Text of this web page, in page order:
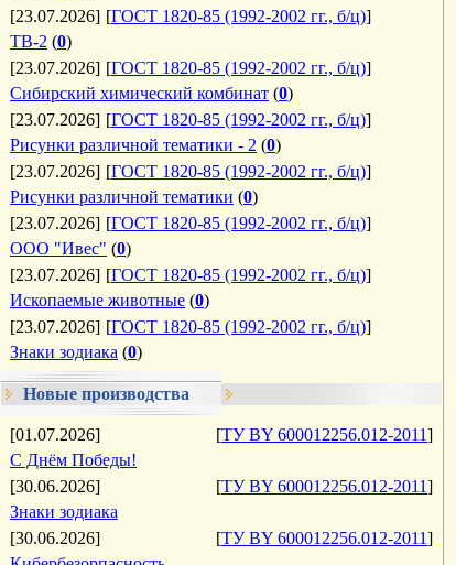
[23.07.2026] [ГОСТ 1820-85 (1992-2002 гг., б/ц)]
ТВ-2 (0)
[23.07.2026] [ГОСТ 1820-85 (1992-2002 гг., б/ц)]
Сибирский химический комбинат (0)
[23.07.2026] [ГОСТ 1820-85 (1992-2002 гг., б/ц)]
Рисунки различной тематики - 2 (0)
[23.07.2026] [ГОСТ 1820-85 (1992-2002 гг., б/ц)]
Рисунки различной тематики (0)
[23.07.2026] [ГОСТ 1820-85 (1992-2002 гг., б/ц)]
ООО "Ивес" (0)
[23.07.2026] [ГОСТ 1820-85 (1992-2002 гг., б/ц)]
Ископаемые животные (0)
[23.07.2026] [ГОСТ 1820-85 (1992-2002 гг., б/ц)]
Знаки зодиака (0)
Новые производства
[01.07.2026] [ТУ BY 600012256.012-2011]
С Днём Победы!
[30.06.2026]
[ТУ BY 600012256.012-2011]
Знаки зодиака
[30.06.2026]
[ТУ BY 600012256.012-2011]